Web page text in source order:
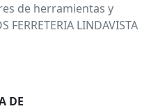
de herramientas y
LINDAVISTA
DE